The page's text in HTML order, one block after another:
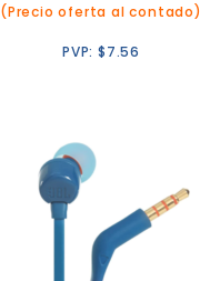
(Precio oferta al contado)
PVP: $7.56